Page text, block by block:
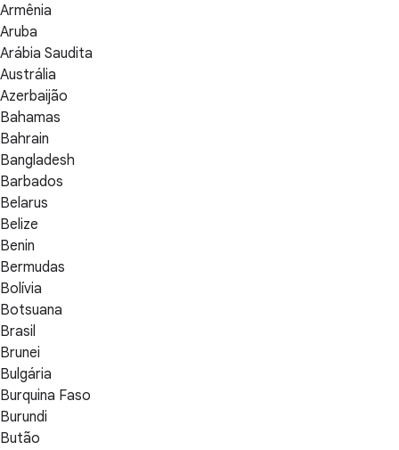
Armênia
Aruba
Arábia Saudita
Austrália
Azerbaijão
Bahamas
Bahrain
Bangladesh
Barbados
Belarus
Belize
Benin
Bermudas
Bolívia
Botsuana
Brasil
Brunei
Bulgária
Burquina Faso
Burundi
Butão